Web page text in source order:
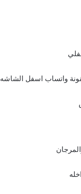
واتساب اسفل الشاشه